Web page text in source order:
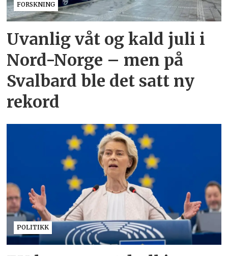
FORSKNING
Uvanlig våt og kald juli i
Nord-Norge – men på
Svalbard ble det satt ny
rekord
POLITIKK